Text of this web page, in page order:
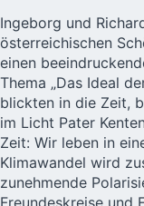
Ingeborg und
österreichischen
einen
Thema „Das Ideal
blickten in die Zeit,
im Licht Pater
Zeit: Wir leben in
Klimawandel wird
zunehmende
Freundeskreise und